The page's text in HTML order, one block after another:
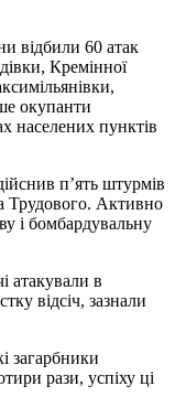
відбили 60 атак
Кремінної
окупанти
населених пунктів
п’ять штурмів
Трудового. Активно
і бомбардувальну
атакували в
відсіч, зазнали
загарбники
рази, успіху ці